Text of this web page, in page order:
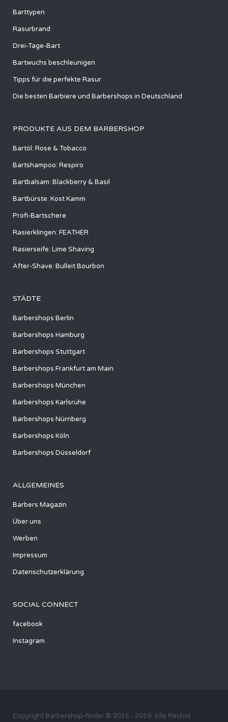
Barttypen
Rasurbrand
Drei-Tage-Bart
Bartwuchs beschleunigen
Tipps für die perfekte Rasur
Die besten Barbiere und Barbershops in Deutschland
PRODUKTE AUS DEM BARBERSHOP
Bartöl: Rose & Tobacco
Bartshampoo: Respiro
Bartbalsam: Blackberry & Basil
Bartbürste: Kost Kamm
Profi-Bartschere
Rasierklingen: FEATHER
Rasierseife: Lime Shaving
After-Shave: Bulleit Bourbon
STÄDTE
Barbershops Berlin
Barbershops Hamburg
Barbershops Stuttgart
Barbershops Frankfurt am Main
Barbershops München
Barbershops Karlsruhe
Barbershops Nürnberg
Barbershops Köln
Barbershops Düsseldorf
ALLGEMEINES
Barbers Magazin
Über uns
Werben
Impressum
Datenschutzerklärung
SOCIAL CONNECT
facebook
Instagram
Copyright Barbershop-finder © 2015 - 2019. Alle Rechte